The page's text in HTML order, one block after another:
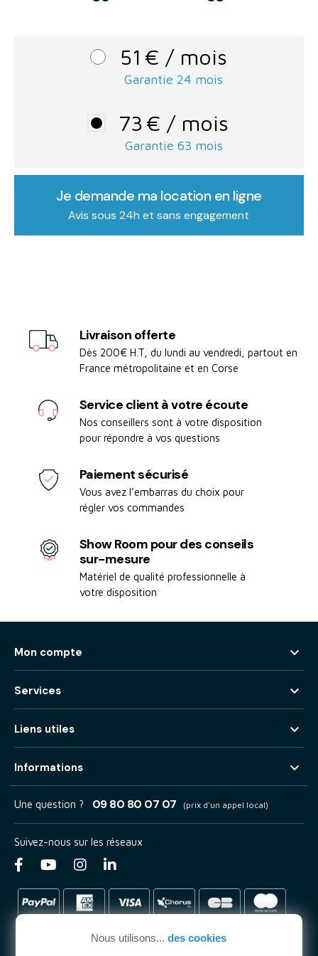
51 € / mois
Garantie 24 mois
73 € / mois
Garantie 63 mois
Je demande ma location en ligne
Avis sous 24h et sans engagement
Livraison offerte
Dès 200€ H.T, du lundi au vendredi, partout en
France métropolitaine et en Corse
Service client à votre écoute
Nos conseillers sont à votre disposition
pour répondre à vos questions
Paiement sécurisé
Vous avez l’embarras du choix pour
régler vos commandes
Show Room pour des conseils
sur-mesure
Matériel de qualité professionnelle à
votre disposition
Mon compte 
Services 
Liens utiles 
Informations 
Nous utilisons... des cookies
Une question ? 09 80 80 07 07 (prix d'un appel local)
Suivez-nous sur les réseaux